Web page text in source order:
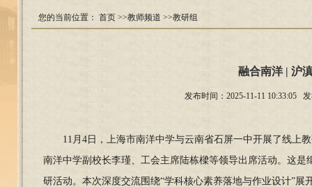
您的当前位置： 首页 >>教师频道 >>教研组
融合南洋 | 沪
发布时间：2025-11-11 10:33:05
11 月4日，上海市南洋中学与云南省石屏一中开展了线上
南洋中学副校长李瑾、工会主席陆栋樑等领导出席活动。这
研活动。本次深度交流围绕“学科核心素养落地与作业设计”